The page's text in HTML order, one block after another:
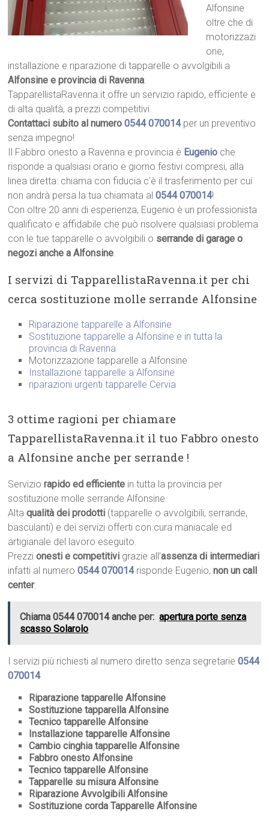
Alfonsine
oltre che di
motorizzazi
one,
installazione e riparazione di tapparelle o avvolgibili a
Alfonsine e provincia di Ravenna.
TapparellistaRavenna.it offre un servizio rapido, efficiente e
di alta qualità, a prezzi competitivi.
Contattaci subito al numero0544 070014per un preventivo
senza impegno!
Il Fabbro onesto a Ravenna e provincia è Eugenio che
risponde a qualsiasi orario e giorno festivi compresi, alla
linea diretta: chiama con fiducia c’è il trasferimento per cui
non andrà persa la tua chiamata al0544 070014!
Con oltre 20 anni di esperienza, Eugenio è un professionista
qualificato e affidabile che può risolvere qualsiasi problema
con le tue tapparelle o avvolgibili o serrande di garage o
negozi anche a Alfonsine.
I servizi di TapparellistaRavenna.it per chi
cerca sostituzione molle serrande Alfonsine
Riparazione tapparelle a Alfonsine
Sostituzione tapparelle a Alfonsine e in tutta la
provincia di Ravenna
Motorizzazione tapparelle a Alfonsine
Installazione tapparelle a Alfonsine
riparazioni urgenti tapparelle Cervia
3 ottime ragioni per chiamare
TapparellistaRavenna.it il tuo Fabbro onesto
a Alfonsine anche per serrande !
Serviziorapido ed efficiente in tutta la provincia per
sostituzione molle serrande Alfonsine.
Altaqualità dei prodotti (tapparelle o avvolgibili, serrande,
basculanti) e dei servizi offerti con cura maniacale ed
artigianale del lavoro eseguito.
Prezzionesti e competitivi grazie all’assenza di intermediari
infatti al numero0544 070014 risponde Eugenio,non un call
center.
Chiama 0544 070014 anche per: apertura porte senza
scasso Solarolo
I servizi più richiesti al numero diretto senza segretarie0544
070014
Riparazione tapparelle Alfonsine
Sostituzione tapparella Alfonsine
Tecnico tapparelle Alfonsine
Installazione tapparelle Alfonsine
Cambio cinghia tapparelle Alfonsine
Fabbro onesto Alfonsine
Tecnico tapparelle Alfonsine
Tapparelle su misura Alfonsine
Riparazione Avvolgibili Alfonsine
Sostituzione corda Tapparelle Alfonsine